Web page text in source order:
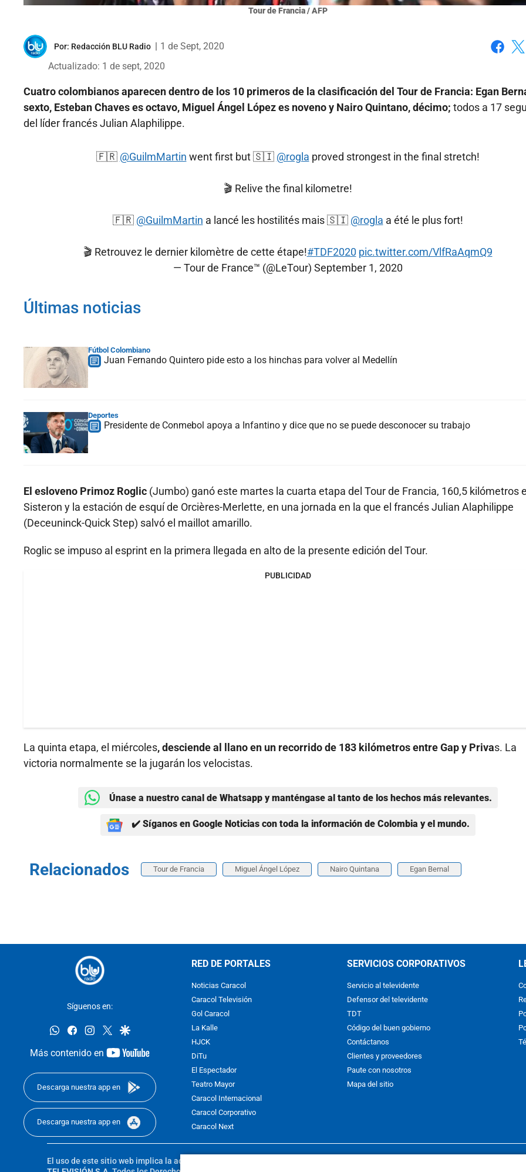
Tour de Francia / AFP
Por: Redacción BLU Radio
1 de Sept, 2020
Actualizado: 1 de sept, 2020
Cuatro colombianos aparecen dentro de los 10 primeros de la clasificación del Tour de Francia: Egan
sexto, Esteban Chaves es octavo, Miguel Ángel López es noveno y Nairo Quintano, décimo; todos a 17
del líder francés Julian Alaphilippe.
🇫🇷 @GuilmMartin went first but 🇸🇮 @rogla proved strongest in the final stretch!
🎬 Relive the final kilometre!
🇫🇷 @GuilmMartin a lancé les hostilités mais 🇸🇮 @rogla a été le plus fort!
🎬 Retrouvez le dernier kilomètre de cette étape!#TDF2020 pic.twitter.com/VlfRaAqmQ9
— Tour de France™ (@LeTour) September 1, 2020
Últimas noticias
Fútbol Colombiano
Juan Fernando Quintero pide esto a los hinchas para volver al Medellín
Deportes
Presidente de Conmebol apoya a Infantino y dice que no se puede desconocer su trabajo
El esloveno Primoz Roglic (Jumbo) ganó este martes la cuarta etapa del Tour de Francia, 160,5 kilómetros
Sisteron y la estación de esquí de Orcières-Merlette, en una jornada en la que el francés Julian Alaphilippe
(Deceuninck-Quick Step) salvó el maillot amarillo.
Roglic se impuso al esprint en la primera llegada en alto de la presente edición del Tour.
PUBLICIDAD
La quinta etapa, el miércoles, desciende al llano en un recorrido de 183 kilómetros entre Gap y Privas. La
victoria normalmente se la jugarán los velocistas.
Únase a nuestro canal de Whatsapp y manténgase al tanto de los hechos más relevantes.
✔️ Síganos en Google Noticias con toda la información de Colombia y el mundo.
Relacionados Tour de Francia Miguel Ángel López Nairo Quintana Egan Bernal
Síguenos en:
whatsappfacebookinstagram
twittergoogle
Más contenido en
youtube-
Descarga nuestra app en
Descarga nuestra app en
RED DE PORTALES
Noticias Caracol
Caracol Televisión
Gol Caracol
La Kalle
HJCK
DiTu
El Espectador
Teatro Mayor
Caracol Internacional
Caracol Corporativo
Caracol Next
SERVICIOS CORPORATIVOS
Servicio al televidente
Defensor del televidente
TDT
Código del buen gobierno
Contáctanos
Clientes y proveedores
Paute con nosotros
Mapa del sitio
El uso de este sitio web implica la aceptación de los